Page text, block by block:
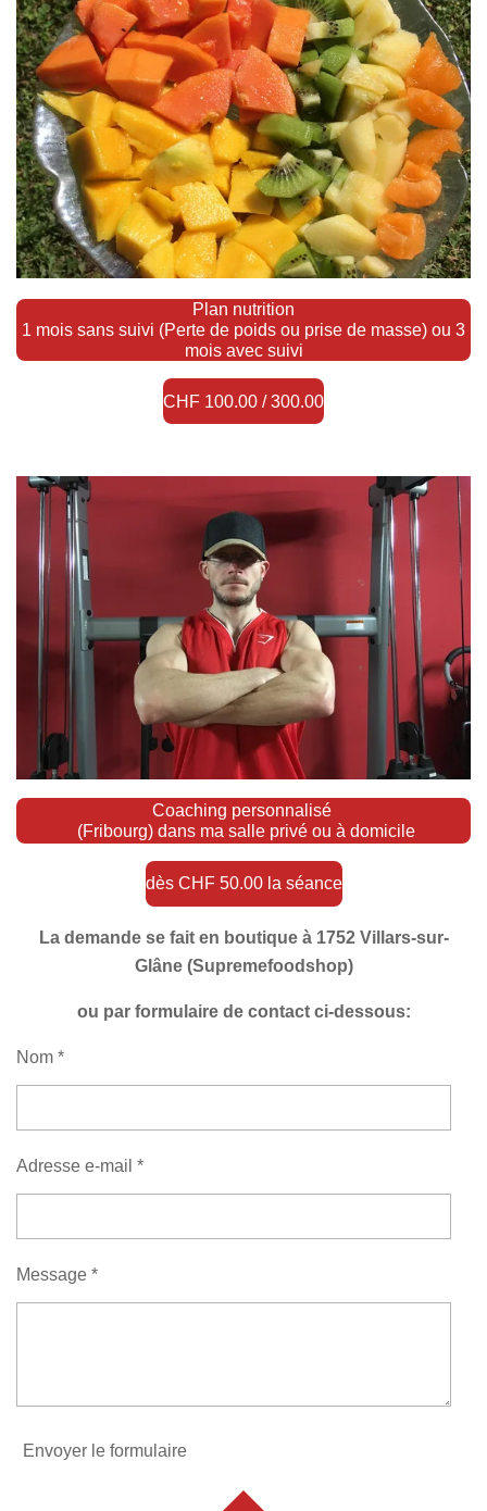
Plan nutrition
1 mois sans suivi (Perte de poids ou prise de masse) ou 3
mois avec suivi
CHF 100.00 / 300.00
Coaching personnalisé
(Fribourg) dans ma salle privé ou à domicile
dès CHF 50.00 la séance
La demande se fait en boutique à 1752 Villars-sur-
Glâne (Supremefoodshop)
ou par formulaire de contact ci-dessous:
Nom *
Adresse e-mail *
Message *
Envoyer le formulaire